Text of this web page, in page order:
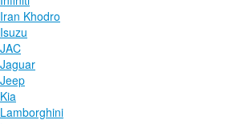
Iran Khodro
Isuzu
JAC
Jaguar
Jeep
Kia
Lamborghini